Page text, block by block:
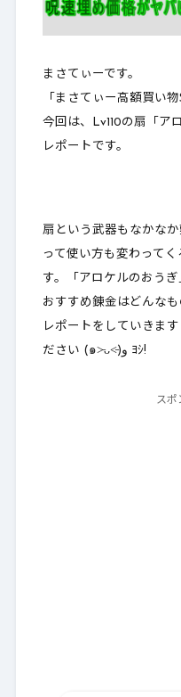
まさてぃーです。
「まさてぃー高額買い
今回は、Lv110の扇「ア
レポートです。
扇という武器もなかな
って使い方も変わって
す。「アロケルのおう
おすすめ錬金はどんな
レポートをしていきま
ださい (๑˃̵ᴗ˂̵)و ﾖｼ!
スポ